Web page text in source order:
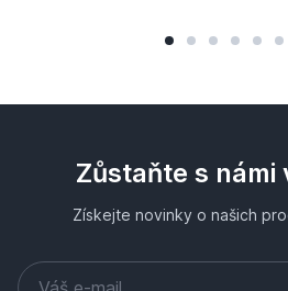
Zůstaňte s námi
Získejte novinky o našich